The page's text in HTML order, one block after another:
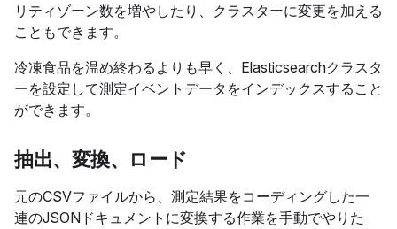
リティゾーン数を増やしたり、クラスターに変更を加える
こともできます。
冷凍食品を温め終わるよりも早く、Elasticsearchクラスタ
ーを設定して測定イベントデータをインデックスすること
ができます。
抽出、変換、ロード
元のCSVファイルから、測定結果をコーディングした一
連のJSONドキュメントに変換する作業を手動でやりた